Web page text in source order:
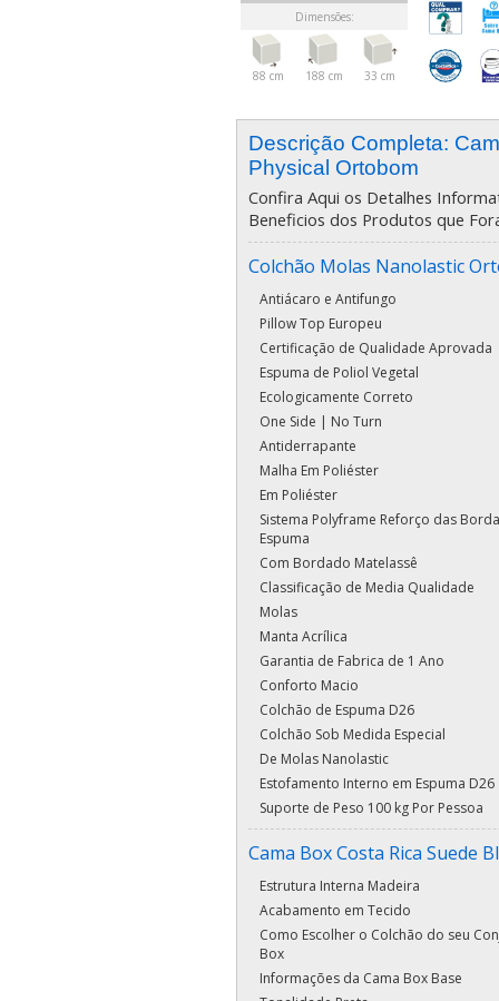
Dimensões:
88 cm 188 cm 33 cm
Descrição Completa:
Physical Ortobom
Confira Aqui os Detalhes
Beneficios dos Produtos que
Colchão Molas Nanolastic
Antiácaro e Antifungo
Pillow Top Europeu
Certificação de Qualidade Aprovada
Espuma de Poliol Vegetal
Ecologicamente Correto
One Side | No Turn
Antiderrapante
Malha Em Poliéster
Em Poliéster
Sistema Polyframe Reforço das
Espuma
Com Bordado Matelassê
Classificação de Media Qualidade
Molas
Manta Acrílica
Garantia de Fabrica de 1 Ano
Conforto Macio
Colchão de Espuma D26
Colchão Sob Medida Especial
De Molas Nanolastic
Estofamento Interno em Espuma D26
Suporte de Peso 100 kg Por Pessoa
Cama Box Costa Rica Suede
Estrutura Interna Madeira
Acabamento em Tecido
Como Escolher o Colchão do seu
Box
Informações da Cama Box Base